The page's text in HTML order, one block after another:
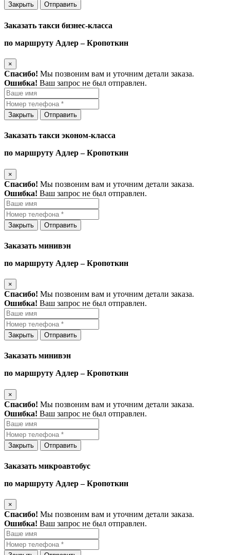
Закрыть Отправить
Заказать такси бизнес-класса
по маршруту Адлер – Кропоткин
×
Спасибо! Мы позвоним вам и уточним детали заказа.
Ошибка! Ваш запрос не был отправлен.
Закрыть Отправить
Заказать такси эконом-класса
по маршруту Адлер – Кропоткин
×
Спасибо! Мы позвоним вам и уточним детали заказа.
Ошибка! Ваш запрос не был отправлен.
Закрыть Отправить
Заказать минивэн
по маршруту Адлер – Кропоткин
×
Спасибо! Мы позвоним вам и уточним детали заказа.
Ошибка! Ваш запрос не был отправлен.
Закрыть Отправить
Заказать минивэн
по маршруту Адлер – Кропоткин
×
Спасибо! Мы позвоним вам и уточним детали заказа.
Ошибка! Ваш запрос не был отправлен.
Закрыть Отправить
Заказать микроавтобус
по маршруту Адлер – Кропоткин
×
Спасибо! Мы позвоним вам и уточним детали заказа.
Ошибка! Ваш запрос не был отправлен.